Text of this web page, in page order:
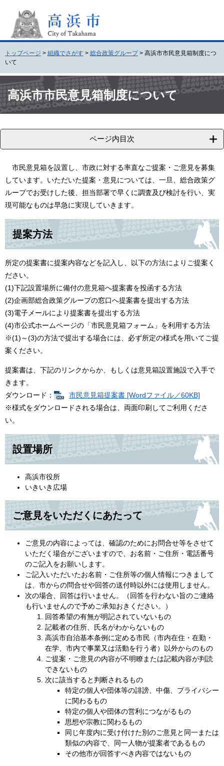
頭
。
飛
て
本
文
トップページ > 組織でさがす > 総合政策グループ > 高浜市市民意見箱制度につ
いて
文 高浜市市民意見箱制度について
ページ内目次
市民意見箱を設置し、市政に対する率直なご提案・ご意見を募集
しています。いただいた提案・意見については、一旦、総合政策グ
ループでお受けした後、担当部署で早くに調査及び検討を行い、実
現可能なものは早急に実現していきます。
提案方法
所定の提案書に提案内容などを記入し、以下の方法によりご提案く
ださい。
(1)下記設置場所に備付の意見箱へ提案書を投函する方法
(2)企画部総合政策グループの窓口へ提案書を提出する方法
(3)電子メールにより提案書を提出する方法
(4)市公式ホームページの「市民意見箱フォーム」を利用する方法
※(1)～(3)の方法で提出する場合には、必ず所定の様式を用いてご提
案ください。
提案書は、下記のリンクからか、もしくは意見箱設置施設で入手で
きます。
ダウンロード：
市民意見箱提案書 [Wordファイル／60KB]
※様式をダウンロードされる場合は、両面印刷してご利用くださ
い。
設置場所
高浜市役所
いきいき広場
ご意見をいただくにあたって
ご意見の内容によっては、確認のためにお問合せ等をさせて
いただく場合がございますので、お名前・ご住所・電話番号
のご記入をお願いします。
ご記入いただいたお名前・ご住所等の個人情報につきまして
は、市からの問合せや回答の送付時以外には使用しません。
次の場合、回答は行いません。（回答を行わない旨のご連絡
も行いませんので予めご承知おきください。）
回答希望の有無が明記されていないもの
記載者の住所、氏名がわからないもの
高浜市自治基本条例に定める市民（市内在住・在勤・
在学、市内で事業又は活動を行う者）以外からのもの
ご提案・ご意見の内容が不明瞭または記載内容が判読
できないもの
次に該当すると判断されるもの
特定の個人や団体等の誹謗、中傷、プライバシー
に関わるもの
特定の個人や団体の営利につながるもの
思想や宗教に関わるもの
同じ年度内に受け付けた別のご意見と同一または
類似の内容で、同一人物が提案者であるもの
その他市が回答すべき内容ではないもの